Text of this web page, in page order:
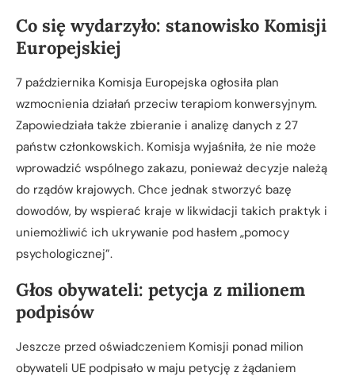
Co się wydarzyło: stanowisko Komisji
Europejskiej
7 października Komisja Europejska ogłosiła plan
wzmocnienia działań przeciw terapiom konwersyjnym.
Zapowiedziała także zbieranie i analizę danych z 27
państw członkowskich. Komisja wyjaśniła, że nie może
wprowadzić wspólnego zakazu, ponieważ decyzje należą
do rządów krajowych. Chce jednak stworzyć bazę
dowodów, by wspierać kraje w likwidacji takich praktyk i
uniemożliwić ich ukrywanie pod hasłem „pomocy
psychologicznej”.
Głos obywateli: petycja z milionem
podpisów
Jeszcze przed oświadczeniem Komisji ponad milion
obywateli UE podpisało w maju petycję z żądaniem